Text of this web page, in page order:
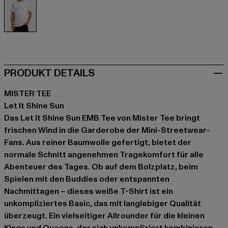
PRODUKT DETAILS
MISTER TEE
Let It Shine Sun
Das Let It Shine Sun EMB Tee von Mister Tee bringt
frischen Wind in die Garderobe der Mini-Streetwear-
Fans. Aus reiner Baumwolle gefertigt, bietet der
normale Schnitt angenehmen Tragekomfort für alle
Abenteuer des Tages. Ob auf dem Bolzplatz, beim
Spielen mit den Buddies oder entspannten
Nachmittagen – dieses weiße T-Shirt ist ein
unkompliziertes Basic, das mit langlebiger Qualität
überzeugt. Ein vielseitiger Allrounder für die kleinen